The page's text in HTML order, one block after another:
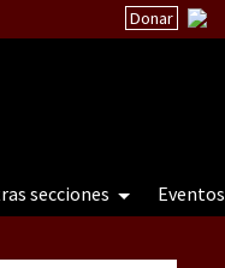
Donar
secciones Eventos